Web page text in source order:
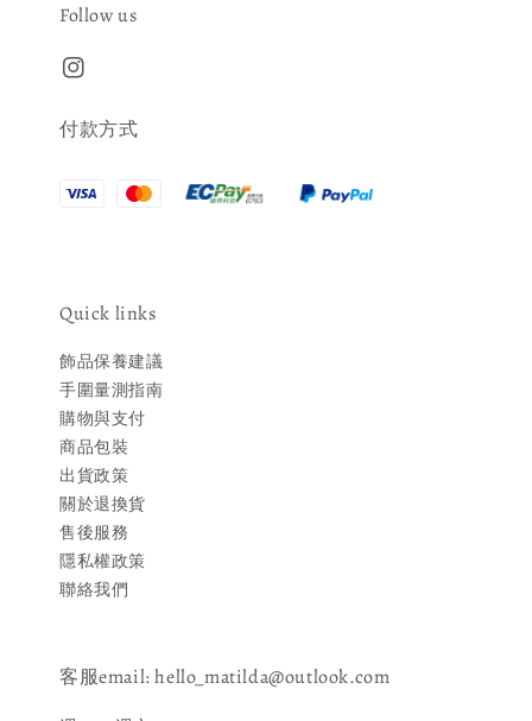
Follow us
付款方式
Quick links
飾品保養建議
手圍量測指南
購物與支付
商品包裝
出貨政策
關於退換貨
售後服務
隱私權政策
聯絡我們
客服email: hello_matilda@outlook.com